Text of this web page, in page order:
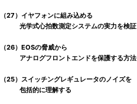
（27）イヤフォンに組み込める
光学式心拍数測定システムの実力を検証
（26）EOSの脅威から
アナログフロントエンドを保護する方法
（25）スイッチングレギュレータのノイズを
包括的に理解する